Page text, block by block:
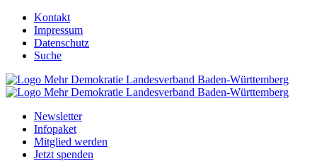
Kontakt
Impressum
Datenschutz
Suche
Newsletter
Infopaket
Mitglied werden
Jetzt spenden